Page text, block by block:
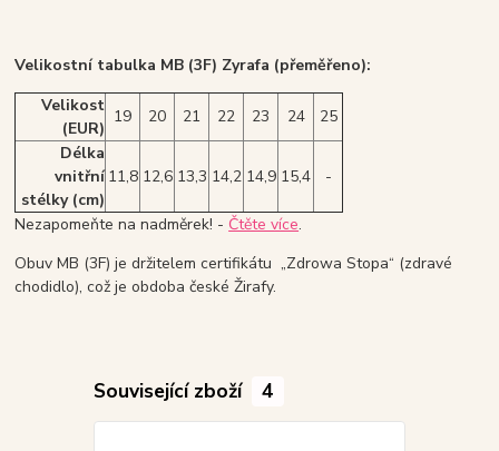
Velikostní tabulka MB (3F) Zyrafa (přeměřeno):
Velikost
(EUR)
19 20 21 22 23 24
25
Délka
vnitřní
stélky (cm)
11,8 12,6 13,3 14,2 14,9 15,4 -
Nezapomeňte na nadměrek! - Čtěte více.
Obuv MB (3F) je držitelem certifikátu „Zdrowa Stopa“ (zdravé
chodidlo), což je obdoba české Žirafy.
Související zboží 4